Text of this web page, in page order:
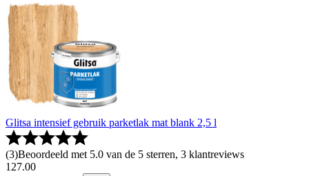
Glitsa intensief gebruik parketlak mat blank 2,5 l
(3)Beoordeeld met 5.0 van de 5 sterren, 3 klantreviews
127.00